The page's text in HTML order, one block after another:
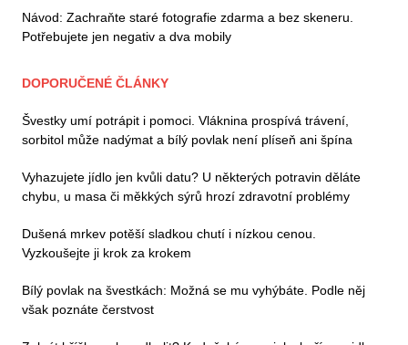
Návod: Zachraňte staré fotografie zdarma a bez skeneru.
Potřebujete jen negativ a dva mobily
DOPORUČENÉ ČLÁNKY
Švestky umí potrápit i pomoci. Vláknina prospívá trávení,
sorbitol může nadýmat a bílý povlak není plíseň ani špína
Vyhazujete jídlo jen kvůli datu? U některých potravin děláte
chybu, u masa či měkkých sýrů hrozí zdravotní problémy
Dušená mrkev potěší sladkou chutí i nízkou cenou.
Vyzkoušejte ji krok za krokem
Bílý povlak na švestkách: Možná se mu vyhýbáte. Podle něj
však poznáte čerstvost